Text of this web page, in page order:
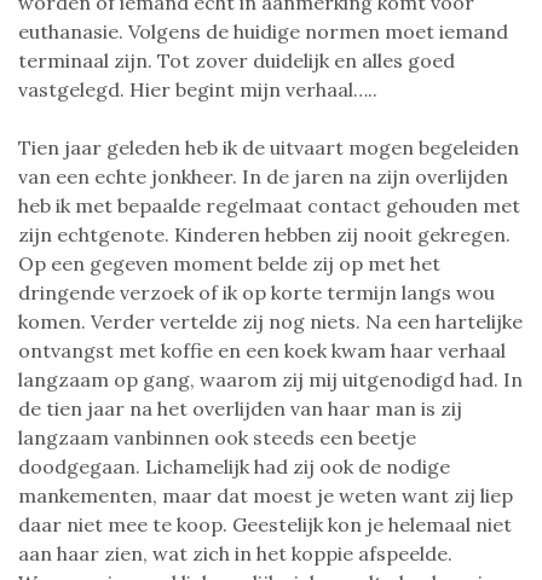
euthanasie. Volgens de huidige normen moet iemand
terminaal zijn. Tot zover duidelijk en alles goed
vastgelegd. Hier begint mijn verhaal…..
Tien jaar geleden heb ik de uitvaart mogen begeleiden
van een echte jonkheer. In de jaren na zijn overlijden
heb ik met bepaalde regelmaat contact gehouden met
zijn echtgenote. Kinderen hebben zij nooit gekregen.
Op een gegeven moment belde zij op met het
dringende verzoek of ik op korte termijn langs wou
komen. Verder vertelde zij nog niets. Na een hartelijke
ontvangst met koffie en een koek kwam haar verhaal
langzaam op gang, waarom zij mij uitgenodigd had. In
de tien jaar na het overlijden van haar man is zij
langzaam vanbinnen ook steeds een beetje
doodgegaan. Lichamelijk had zij ook de nodige
mankementen, maar dat moest je weten want zij liep
daar niet mee te koop. Geestelijk kon je helemaal niet
aan haar zien, wat zich in het koppie afspeelde.